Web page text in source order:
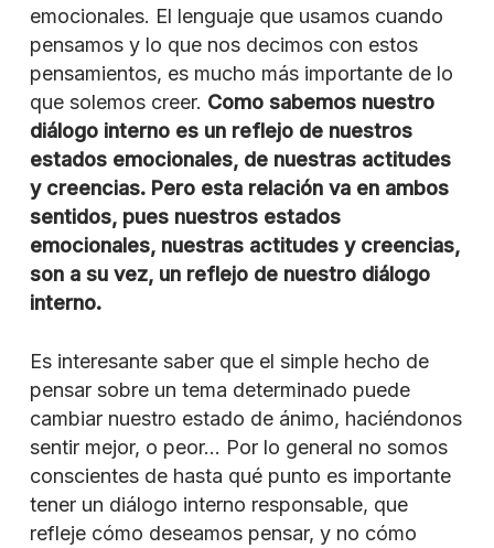
emocionales. El lenguaje que usamos cuando
pensamos y lo que nos decimos con estos
pensamientos, es mucho más importante de lo
que solemos creer. Como sabemos nuestro
diálogo interno es un reflejo de nuestros
estados emocionales, de nuestras actitudes
y creencias. Pero esta relación va en ambos
sentidos, pues nuestros estados
emocionales, nuestras actitudes y creencias,
son a su vez, un reflejo de nuestro diálogo
interno.
Es interesante saber que el simple hecho de
pensar sobre un tema determinado puede
cambiar nuestro estado de ánimo, haciéndonos
sentir mejor, o peor… Por lo general no somos
conscientes de hasta qué punto es importante
tener un diálogo interno responsable, que
refleje cómo deseamos pensar, y no cómo